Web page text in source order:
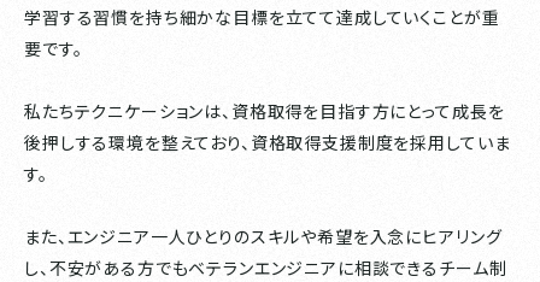
学習する習慣を持ち細かな目標を立てて達成していくことが重
要です。
私たちテクニケーションは、資格取得を目指す方にとって成長を
後押しする環境を整えており、資格取得支援制度を採用していま
す。
また、エンジニア一人ひとりのスキルや希望を入念にヒアリング
し、不安がある方でもベテランエンジニアに相談できるチーム制